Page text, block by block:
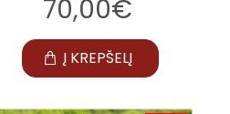
70,00€
Į KREPŠELĮ